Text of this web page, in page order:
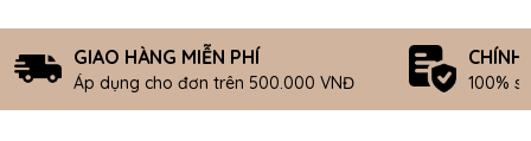
GIAO HÀNG MIỄN PHÍ
Áp dụng cho đơn trên 500.000 VNĐ
CHÍNH
100%